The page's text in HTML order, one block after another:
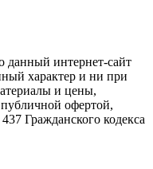
интернет-сайт
характер и ни при
и цены,
офертой,
Гражданского кодекса